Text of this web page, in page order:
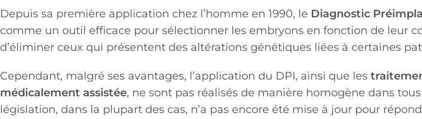
Depuis sa première application chez l’homme en 1990, le Diagnostic
comme un outil efficace pour sélectionner les embryons en fonction de leur
d’éliminer ceux qui présentent des altérations génétiques liées à certaines
Cependant, malgré ses avantages, l’application du DPI, ainsi que les
médicalement assistée, ne sont pas réalisés de manière homogène dans
législation, dans la plupart des cas, n’a pas encore été mise à jour pour